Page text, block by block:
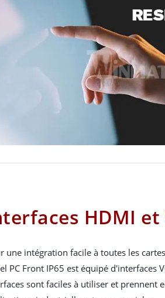
HDMI et
une intégration facile à toutes les
PC Front IP65 est équipé d'interfaces
sont faciles à utiliser et prennent